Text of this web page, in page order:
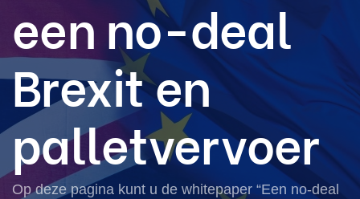
een no-deal
Brexit en
palletvervoer
Op deze pagina kunt u de whitepaper “Een no-deal